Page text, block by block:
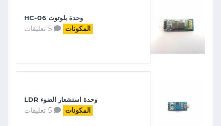
وحدة بلوتوث HC-06
المكونات
وحدة استشعار الضوء LDR
المكونات